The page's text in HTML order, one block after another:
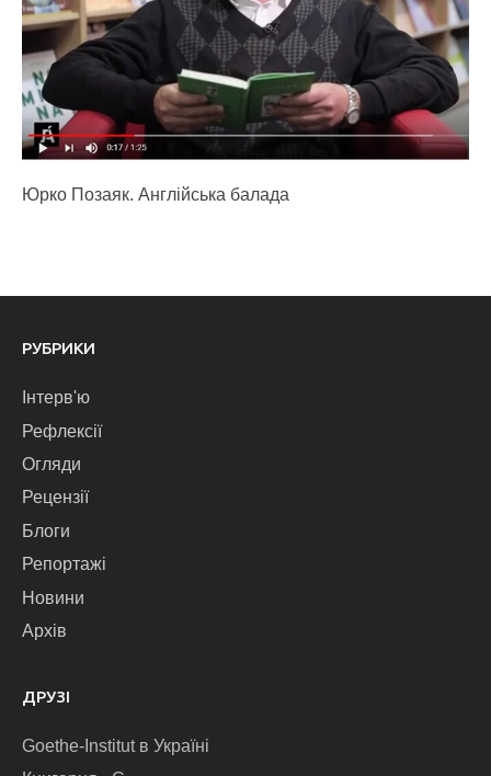
Юрко Позаяк. Англійська балада
РУБРИКИ
Інтерв'ю
Рефлексії
Огляди
Рецензії
Блоги
Репортажі
Новини
Архів
ДРУЗІ
Goethe-Institut в Україні